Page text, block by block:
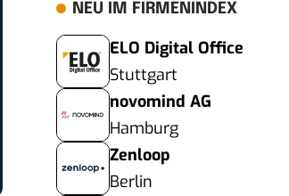
NEU IM FIRMENINDEX
ELO Digital Office
Stuttgart
novomind AG
Hamburg
Zenloop
Berlin